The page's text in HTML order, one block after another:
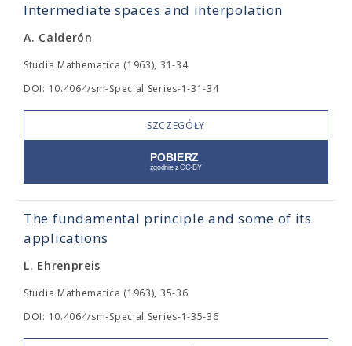
Intermediate spaces and interpolation
A. Calderón
Studia Mathematica (1963), 31-34
DOI: 10.4064/sm-Special Series-1-31-34
SZCZEGÓŁY
The fundamental principle and some of its
applications
L. Ehrenpreis
Studia Mathematica (1963), 35-36
DOI: 10.4064/sm-Special Series-1-35-36